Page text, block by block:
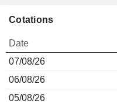
Cotations
Date
07/08/26
06/08/26
05/08/26